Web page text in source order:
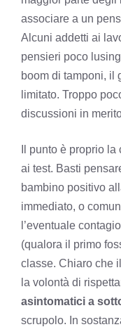
associare a un
Alcuni addetti ai
pensieri poco
boom di tamponi, il
limitato. Troppo
discussioni in
Il punto è proprio
ai test. Basti
bambino positivo
immediato, o
l’eventuale
(qualora il primo
classe. Chiaro che
la volontà di
asintomatici a
scrupolo. In